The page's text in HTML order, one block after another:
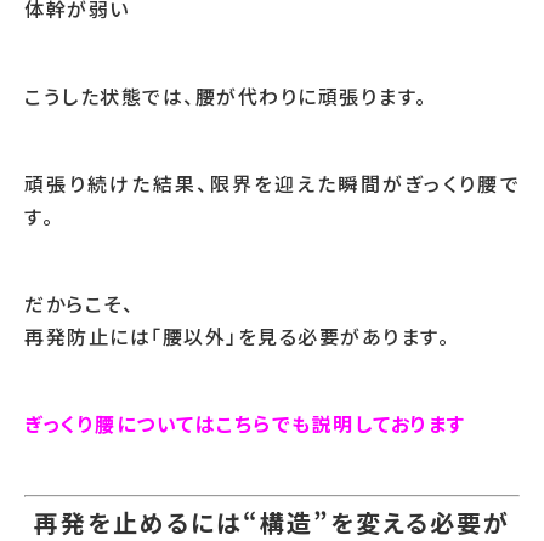
体幹が弱い
こうした状態では、腰が代わりに頑張ります。
頑張り続けた結果、限界を迎えた瞬間がぎっくり腰で
す。
だからこそ、
再発防止には「腰以外」を見る必要があります。
ぎっくり腰についてはこちらでも説明しております
再発を止めるには“構造”を変える必要が